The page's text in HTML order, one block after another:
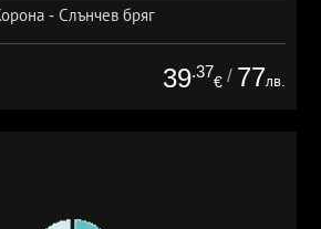
- Слънчев бряг
39.37
€ / 77лв.